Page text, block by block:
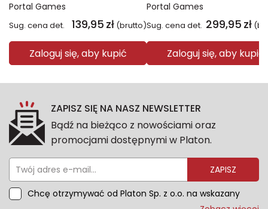
Portal Games
Sug. cena det. 139,95 zł (brutto)
Zaloguj się, aby kupić
Portal Games
Sug. cena det. 299,95 zł
Zaloguj się, aby kupić
ZAPISZ SIĘ NA NASZ NEWSLETTER
Bądź na bieżąco z nowościami oraz
promocjami dostępnymi w Platon.
ZAPISZ
Chcę otrzymywać od Platon Sp. z o.o. na wskazany
przeze mnie adres e-mail informacje marketingowe